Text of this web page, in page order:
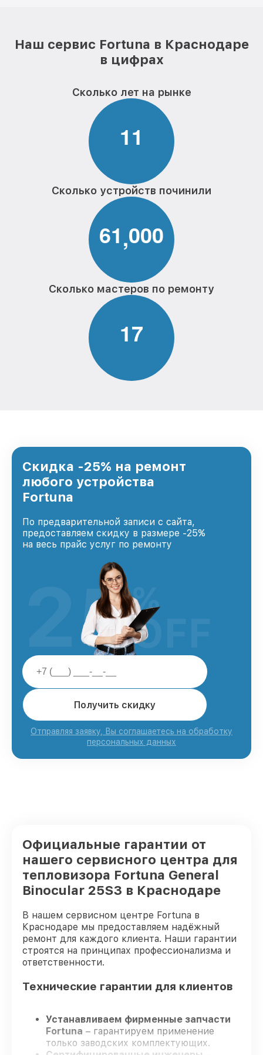
Наш сервис Fortuna в Краснодаре
в цифрах
Сколько лет на рынке
11
Сколько устройств починили
61,000
Сколько мастеров по ремонту
17
Скидка -25% на ремонт
любого устройства
Fortuna
По предварительной записи с сайта,
предоставляем скидку в размере -25%
на весь прайс услуг по ремонту
Получить скидку
Отправляя заявку, Вы соглашаетесь на обработку
персональных данных
25%
OFF
Официальные гарантии от
нашего сервисного центра для
тепловизора Fortuna General
Binocular 25S3 в Краснодаре
В нашем сервисном центре Fortuna в
Краснодаре мы предоставляем надёжный
ремонт для каждого клиента. Наши гарантии
строятся на принципах профессионализма и
ответственности.
Технические гарантии для клиентов
Устанавливаем фирменные запчасти
Fortuna – гарантируем применение
только заводских комплектующих.